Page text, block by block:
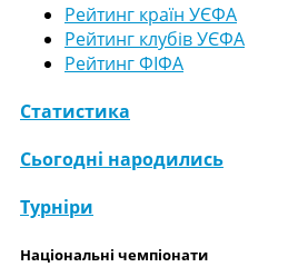
Рейтинг країн УЄФА
Рейтинг клубів УЄФА
Рейтинг ФІФА
Статистика
Сьогодні народились
Турніри
Національні чемпіонати